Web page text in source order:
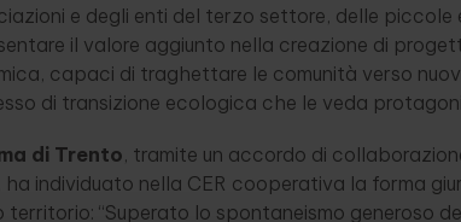
e degli enti del terzo settore, delle piccole
il valore aggiunto nella creazione di
capaci di traghettare le comunità verso
di transizione ecologica che le veda
di Trento, tramite un accordo di
individuato nella CER cooperativa la forma
“Superato lo spontaneismo generoso